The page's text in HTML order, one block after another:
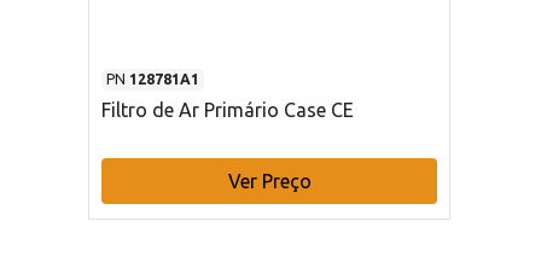
PN 128781A1
Filtro de Ar Primário Case CE
Ver Preço